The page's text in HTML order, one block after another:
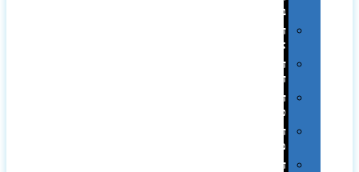
בדפוס
דפוס
אופסט
דפוס
דיגיטלי
דפוס
טמפון
דפוס
משי
דפוס